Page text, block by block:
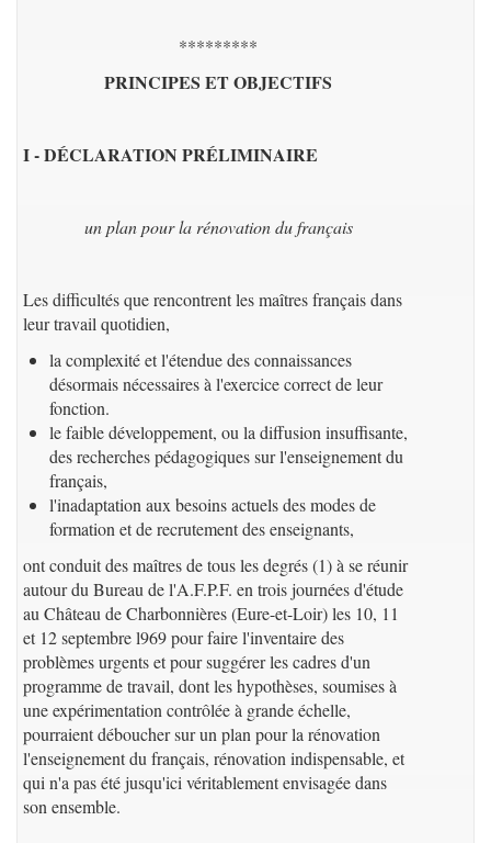
*********
PRINCIPES ET OBJECTIFS
I - DÉCLARATION PRÉLIMINAIRE
un plan pour la rénovation du français
Les difficultés que rencontrent les maîtres français dans
leur travail quotidien,
la complexité et l'étendue des connaissances
désormais nécessaires à l'exercice correct de leur
fonction.
le faible développement, ou la diffusion insuffisante,
des recherches pédagogiques sur l'enseignement du
français,
l'inadaptation aux besoins actuels des modes de
formation et de recrutement des enseignants,
ont conduit des maîtres de tous les degrés (1) à se réunir
autour du Bureau de l'A.F.P.F. en trois journées d'étude
au Château de Charbonnières (Eure-et-Loir) les 10, 11
et 12 septembre l969 pour faire l'inventaire des
problèmes urgents et pour suggérer les cadres d'un
programme de travail, dont les hypothèses, soumises à
une expérimentation contrôlée à grande échelle,
pourraient déboucher sur un plan pour la rénovation
l'enseignement du français, rénovation indispensable, et
qui n'a pas été jusqu'ici véritablement envisagée dans
son ensemble.